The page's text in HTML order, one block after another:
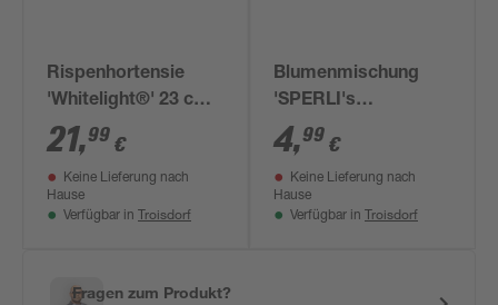
Rispenhortensie
'Whitelight®' 23 cm
Topf
21,99 €
Keine Lieferung nach
Hause
Verfügbar in Troisdorf
Blumenmischung
'SPERLI's
Bienengarten'
4,99 €
Keine Lieferung nach
Hause
Verfügbar in Troisdorf
Fragen zum Produkt?